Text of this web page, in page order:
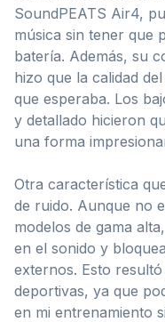
SoundPEATS Air4,
música sin tener que
batería. Además, su
hizo que la calidad
que esperaba. Los
y detallado hicieron
una forma
Otra característica
de ruido. Aunque no
modelos de gama
en el sonido y
externos. Esto
deportivas, ya que
en mi entrenamiento